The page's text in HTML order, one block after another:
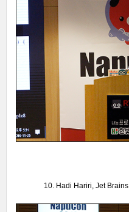
10. Hadi Hariri, Jet Brains